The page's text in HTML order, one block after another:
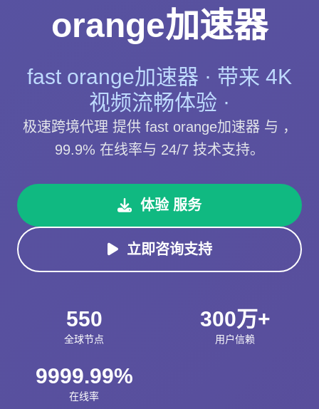
orange加速器
fast orange加速器 · 带来 4K
视频流畅体验 ·
极速跨境代理 提供 fast orange加速器 与 ，
99.9% 在线率与 24/7 技术支持。
体验 服务
立即咨询支持
550
全球节点
300万+
用户信赖
9999.99%
在线率